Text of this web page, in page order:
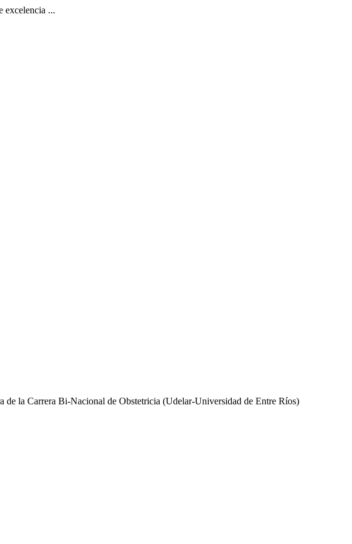
excelencia ...
de la Carrera Bi-Nacional de Obstetricia (Udelar-Universidad de Entre Ríos)